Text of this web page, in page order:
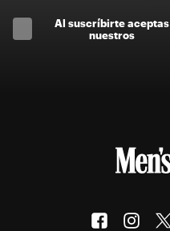
Al suscríbirte aceptas
nuestros